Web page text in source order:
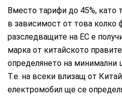
Вместо тарифи до 45%, като
в зависимост от това
разследващите на ЕС е
марка от китайското
определянето на минимални
Т.е. на всеки влизащ от
електромобил ще се